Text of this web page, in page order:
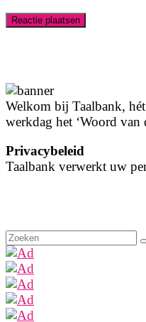
Welkom bij Taalbank,
werkdag het ‘Woord
Privacybeleid
Taalbank verwerkt uw
Zoeken
naar: